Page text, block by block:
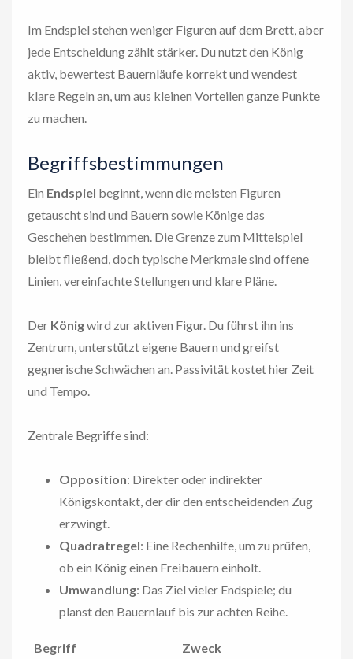
Im Endspiel stehen weniger Figuren auf dem Brett, aber
jede Entscheidung zählt stärker. Du nutzt den König
aktiv, bewertest Bauernläufe korrekt und wendest
klare Regeln an, um aus kleinen Vorteilen ganze Punkte
zu machen.
Begriffsbestimmungen
Ein Endspiel beginnt, wenn die meisten Figuren
getauscht sind und Bauern sowie Könige das
Geschehen bestimmen. Die Grenze zum Mittelspiel
bleibt fließend, doch typische Merkmale sind offene
Linien, vereinfachte Stellungen und klare Pläne.
Der Königwird zur aktiven Figur. Du führst ihn ins
Zentrum, unterstützt eigene Bauern und greifst
gegnerische Schwächen an. Passivität kostet hier Zeit
und Tempo.
Zentrale Begriffe sind:
Opposition: Direkter oder indirekter
Königskontakt, der dir den entscheidenden Zug
erzwingt.
Quadratregel: Eine Rechenhilfe, um zu prüfen,
ob ein König einen Freibauern einholt.
Umwandlung: Das Ziel vieler Endspiele; du
planst den Bauernlauf bis zur achten Reihe.
Begriff Zweck